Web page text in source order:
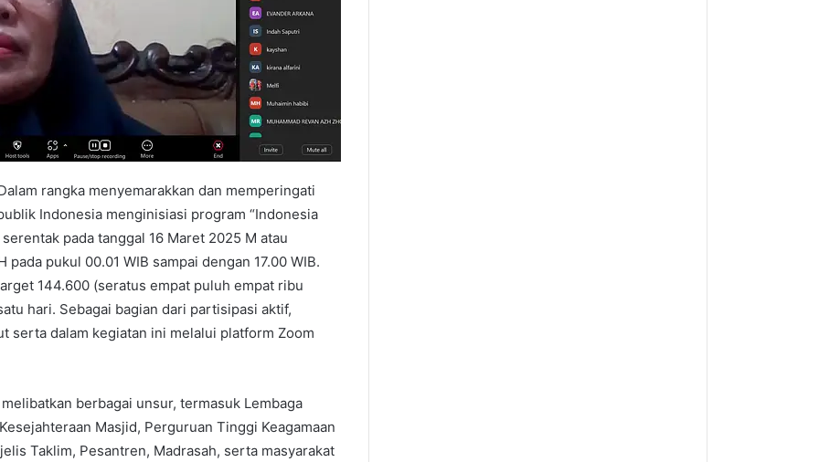
rangka menyemarakkan dan memperingati
Indonesia menginisiasi program “Indonesia
pada tanggal 16 Maret 2025 M atau
pukul 00.01 WIB sampai dengan 17.00 WIB.
144.600 (seratus empat puluh empat ribu
hari. Sebagai bagian dari partisipasi aktif,
serta dalam kegiatan ini melalui platform Zoom
berbagai unsur, termasuk Lembaga
Masjid, Perguruan Tinggi Keagamaan
Taklim, Pesantren, Madrasah, serta masyarakat